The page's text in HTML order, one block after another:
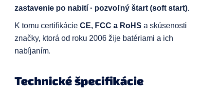
zastavenie po nabití · pozvoľný štart (soft start).
K tomu certifikácie CE, FCC a RoHS a skúsenosti
značky, ktorá od roku 2006 žije batériami a ich
nabíjaním.
Technické špecifikácie